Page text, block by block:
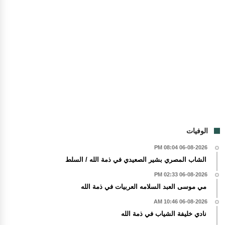
الوفيات
06-08-2026 08:04 PM
الشاب المصري بشير الصعيدي في ذمة الله / السلط
06-08-2026 02:33 PM
مي موسى العبد السلامه العربيات في ذمة الله
06-08-2026 10:46 AM
نادي خليفة الشياب في ذمة الله